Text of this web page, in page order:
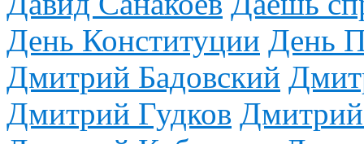
День Конституции День
Дмитрий Бадовский
Дмитрий Гудков